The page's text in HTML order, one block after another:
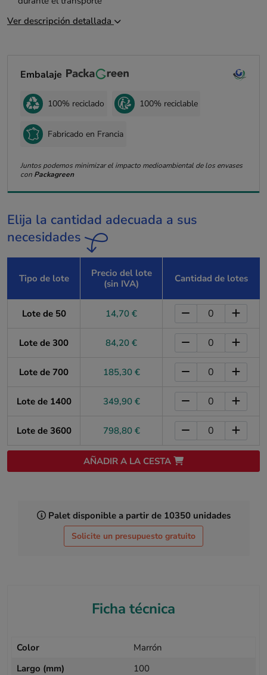
Ver descripción detallada
Embalaje
100% reciclado 100% reciclable
Fabricado en Francia
Juntos podemos minimizar el impacto medioambiental de los envases
con Packagreen
Elija la cantidad adecuada a sus
necesidades
Tipo de lote
Precio del lote
(sin IVA)
Cantidad de lotes
Lote de 50 14,70 €
Lote de 300 84,20 €
Lote de 700 185,30 €
Lote de 1400 349,90 €
Lote de 3600 798,80 €
AÑADIR A LA CESTA
Palet disponible a partir de 10350 unidades
Solicite un presupuesto gratuito
Ficha técnica
Color
Marrón
Largo (mm)
100